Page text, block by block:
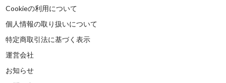
Cookieの利用について
個人情報の取り扱いについて
特定商取引法に基づく表示
運営会社
お知らせ